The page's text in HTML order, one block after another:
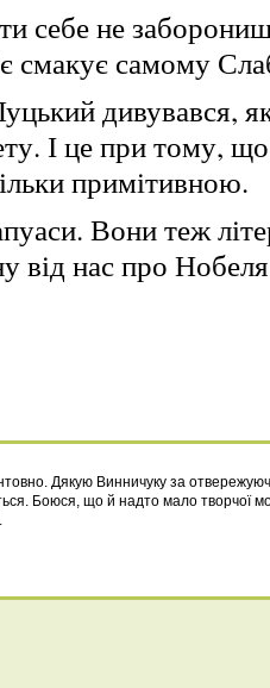
себе не
смакує самому
дивувався,
І це при тому,
примітивною.
Вони теж
від нас про
Дякую Винничуку за
Боюся, що й надто мало творчої